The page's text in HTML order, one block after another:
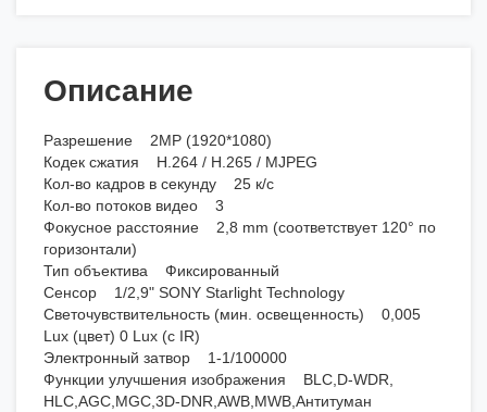
Описание
Разрешение 2MP (1920*1080)
Кодек сжатия H.264 / H.265 / MJPEG
Кол-во кадров в секунду 25 к/с
Кол-во потоков видео 3
Фокусное расстояние 2,8 mm (соответствует 120° по
горизонтали)
Тип объектива Фиксированный
Сенсор 1/2,9" SONY Starlight Technology
Светочувствительность (мин. освещенность) 0,005
Lux (цвет) 0 Lux (c IR)
Электронный затвор 1-1/100000
Функции улучшения изображения BLC,D-WDR,
HLC,AGC,MGC,3D-DNR,AWB,MWB,Антитуман